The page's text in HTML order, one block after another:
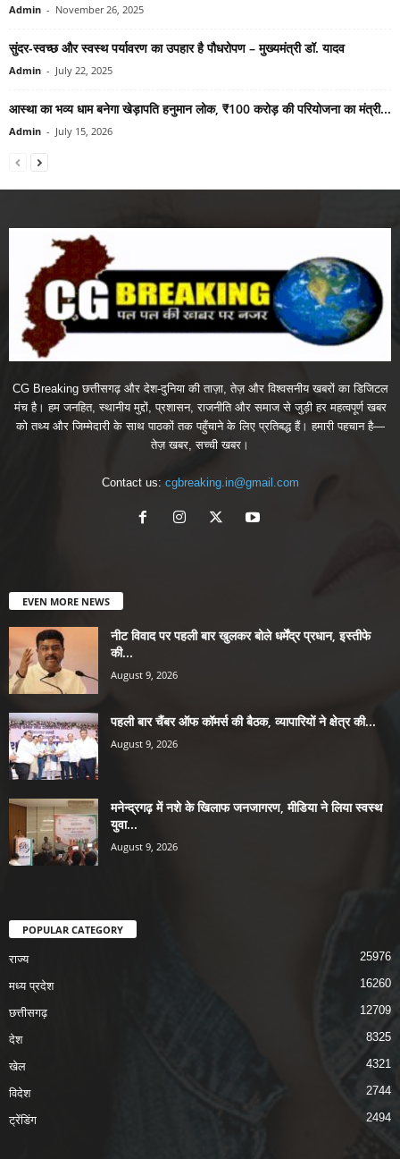
Admin - November 26, 2025
सुंदर-स्वच्छ और स्वस्थ पर्यावरण का उपहार है पौधरोपण – मुख्यमंत्री डॉ. यादव
Admin - July 22, 2025
आस्था का भव्य धाम बनेगा खेड़ापति हनुमान लोक, ₹100 करोड़ की परियोजना का मंत्री...
Admin - July 15, 2026
CG Breaking छत्तीसगढ़ और देश-दुनिया की ताज़ा, तेज़ और विश्वसनीय खबरों का डिजिटल
मंच है। हम जनहित, स्थानीय मुद्दों, प्रशासन, राजनीति और समाज से जुड़ी हर महत्वपूर्ण खबर
को तथ्य और जिम्मेदारी के साथ पाठकों तक पहुँचाने के लिए प्रतिबद्ध हैं। हमारी पहचान है—
तेज़ खबर, सच्ची खबर।
Contact us: cgbreaking.in@gmail.com
EVEN MORE NEWS
नीट विवाद पर पहली बार खुलकर बोले धर्मेंद्र प्रधान, इस्तीफे
की...
August 9, 2026
पहली बार चैंबर ऑफ कॉमर्स की बैठक, व्यापारियों ने क्षेत्र की...
August 9, 2026
मनेन्द्रगढ़ में नशे के खिलाफ जनजागरण, मीडिया ने लिया स्वस्थ
युवा...
August 9, 2026
POPULAR CATEGORY
राज्य 25976
मध्य प्रदेश 16260
छत्तीसगढ़ 12709
देश 8325
खेल 4321
विदेश 2744
ट्रेंडिंग 2494